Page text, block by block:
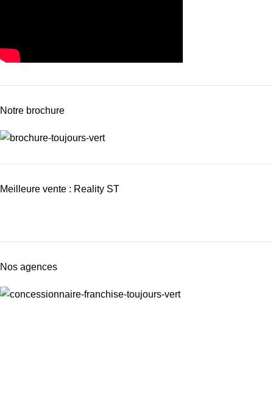
Notre brochure
Meilleure vente : Reality ST
Nos agences